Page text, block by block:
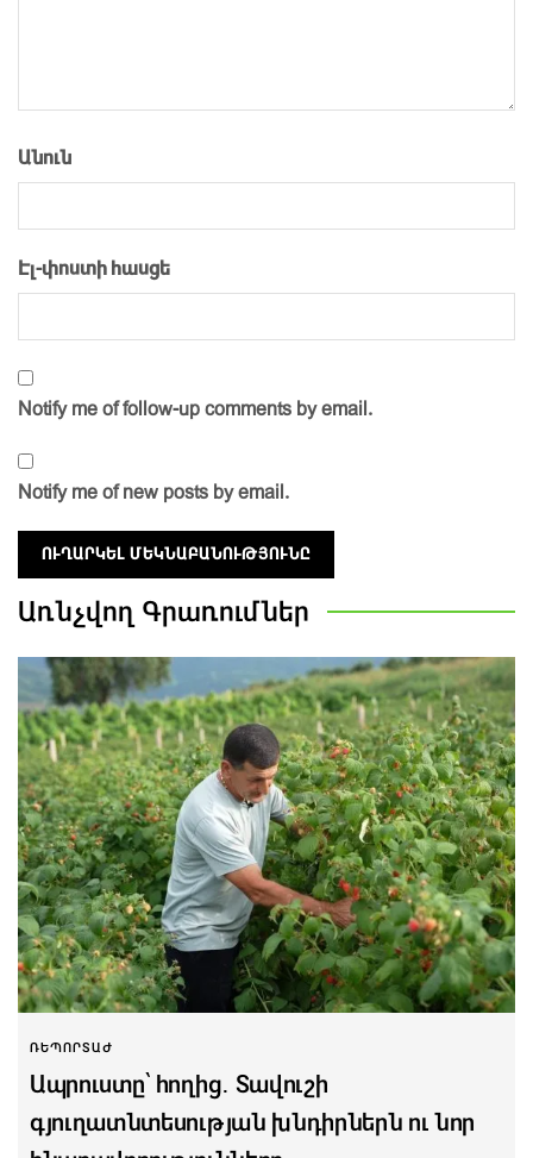
Անուն
Էլ-փոստի հասցե
Notify me of follow-up comments by email.
Notify me of new posts by email.
Առնչվող Գրառումներ
ՌԵՊՈՐՏԱԺ
Ապրուստը՝ հողից․ Տավուշի
գյուղատնտեսության խնդիրներն ու նոր